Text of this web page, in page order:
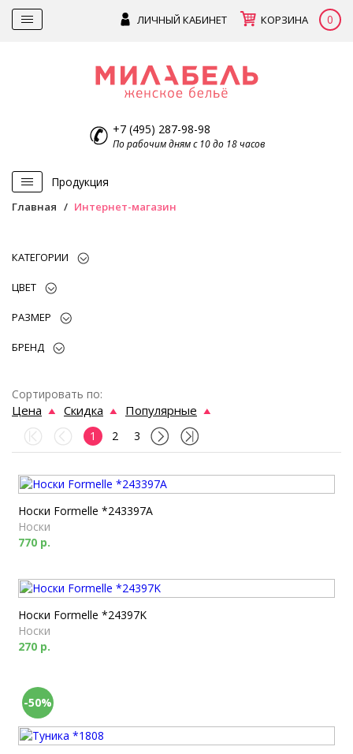
ЛИЧНЫЙ КАБИНЕТ КОРЗИНА 0
+7 (495) 287-98-98
По рабочим дням с 10 до 18 часов
Продукция
Главная Интернет-магазин
КАТЕГОРИИ
ЦВЕТ
РАЗМЕР
БРЕНД
Сортировать по:
Цена Скидка Популярные
1 2 3
Носки Formelle *243397A
Носки
770 р.
Носки Formelle *24397K
Носки
270 р.
-50%